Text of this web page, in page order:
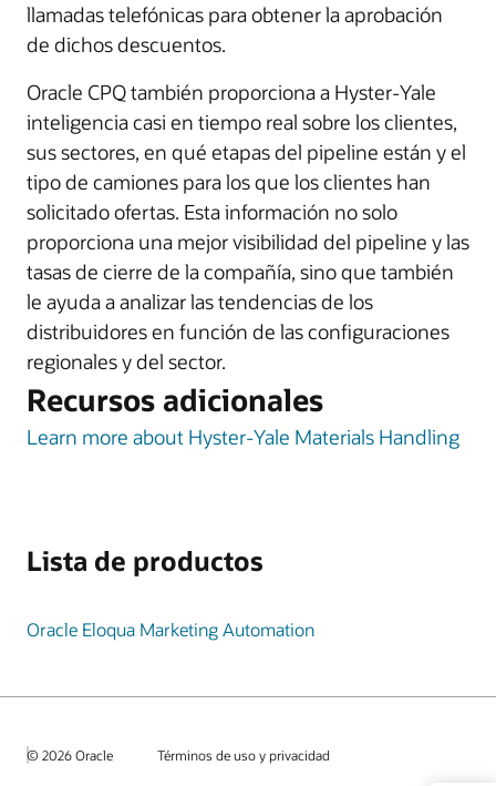
llamadas telefónicas para obtener la aprobación
de dichos descuentos.
Oracle CPQ también proporciona a Hyster-Yale
inteligencia casi en tiempo real sobre los clientes,
sus sectores, en qué etapas del pipeline están y el
tipo de camiones para los que los clientes han
solicitado ofertas. Esta información no solo
proporciona una mejor visibilidad del pipeline y las
tasas de cierre de la compañía, sino que también
le ayuda a analizar las tendencias de los
distribuidores en función de las configuraciones
regionales y del sector.
Recursos adicionales
Learn more about Hyster-Yale Materials Handling
Lista de productos
Oracle Eloqua Marketing Automation
© 2026 Oracle Términos de uso y privacidad